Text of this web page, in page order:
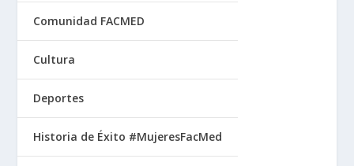
Comunidad FACMED
Cultura
Deportes
Historia de Éxito #MujeresFacMed